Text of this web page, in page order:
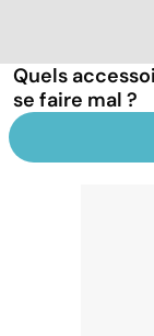
Quels
se faire mal ?